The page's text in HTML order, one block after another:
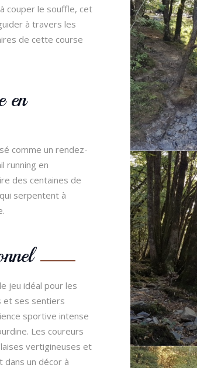
couper le souffle, cet
à travers les
de cette course
en
comme un rendez-
running en
des centaines de
serpentent à
jeu idéal pour les
et ses sentiers
sportive intense
Les coureurs
vertigineuses et
dans un décor à